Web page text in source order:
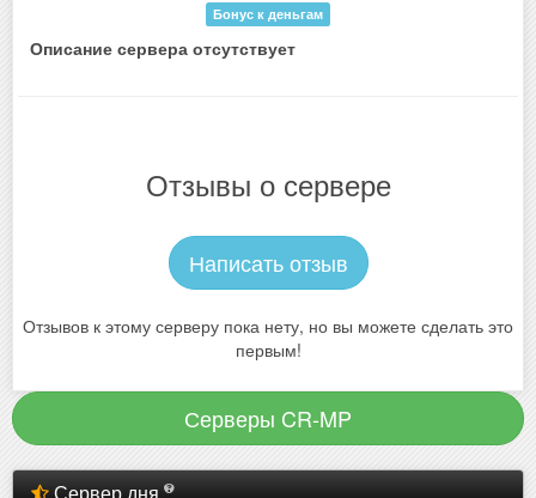
Бонус к деньгам
Описание сервера отсутствует
Отзывы о сервере
Написать отзыв
Отзывов к этому серверу пока нету, но вы можете сделать это
первым!
Серверы CR-MP